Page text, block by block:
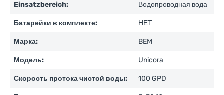
Einsatzbereich: Водопроводная вода
Батарейки в комплекте: НЕТ
Марка: BEM
Модель: Unicora
Скорость протока чистой воды: 100 GPD